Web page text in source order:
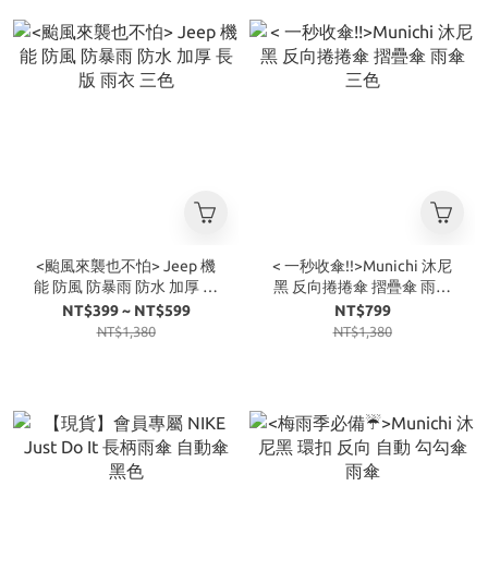
<颱風來襲也不怕> Jeep 機
能 防風 防暴雨 防水 加厚 長
版 雨衣 三色
NT$399 ~ NT$599
NT$1,380
< 一秒收傘!!>Munichi 沐尼
黑 反向捲捲傘 摺疊傘 雨傘
三色
NT$799
NT$1,380